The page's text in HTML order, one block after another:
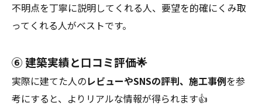
不明点を丁寧に説明してくれる人、要望を的確にくみ取
ってくれる人がベストです。
⑥ 建築実績と口コミ評価🌟
実際に建てた人のレビューやSNSの評判、施工事例を参
考にすると、よりリアルな情報が得られます👍